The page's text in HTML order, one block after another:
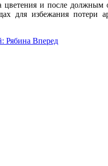
и после должным
для избежания
Рябина Вперед